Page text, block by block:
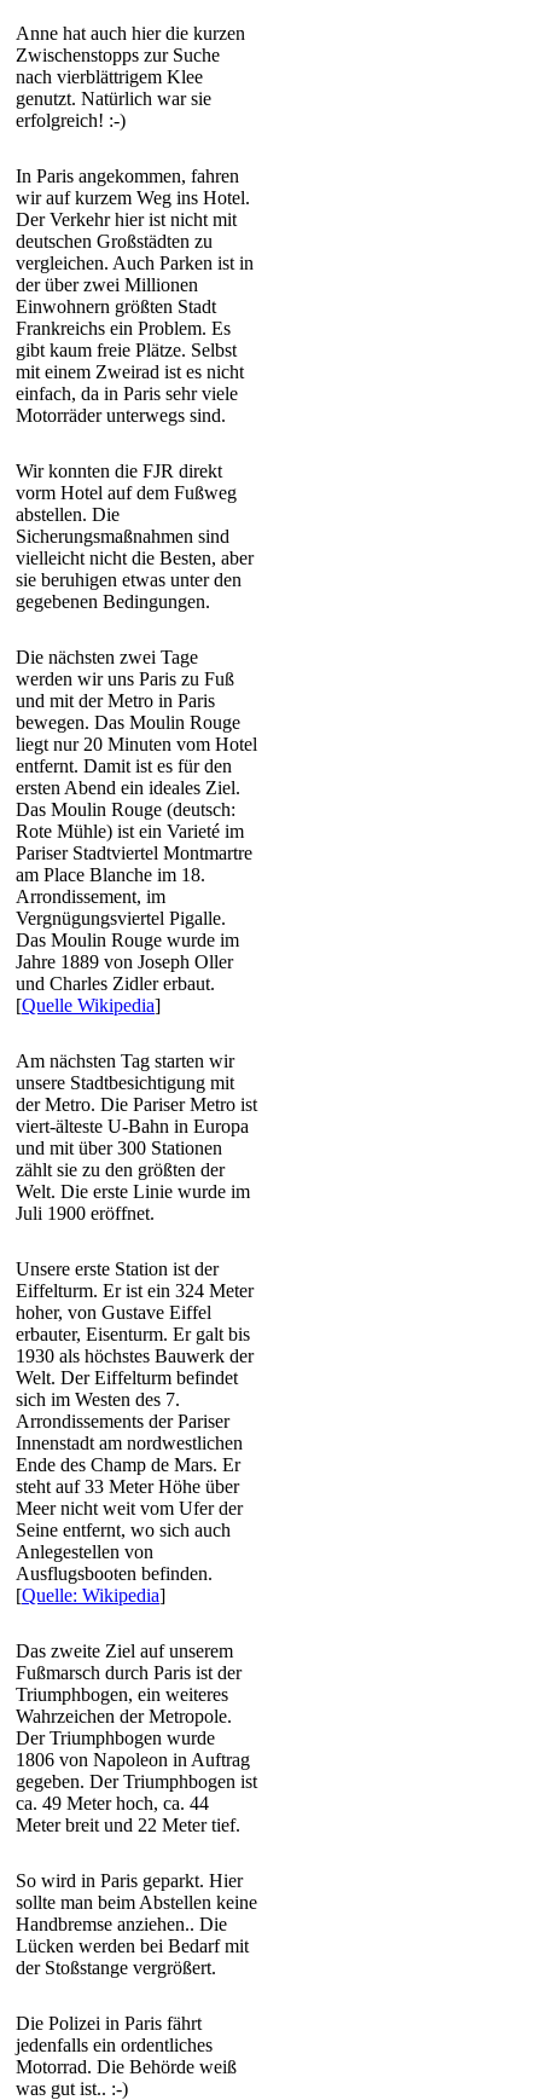
Anne hat auch hier die kurzen
Zwischenstopps zur Suche
nach vierblättrigem Klee
genutzt. Natürlich war sie
erfolgreich! :-)
In Paris angekommen, fahren
wir auf kurzem Weg ins Hotel.
Der Verkehr hier ist nicht mit
deutschen Großstädten zu
vergleichen. Auch Parken ist in
der über zwei Millionen
Einwohnern größten Stadt
Frankreichs ein Problem. Es
gibt kaum freie Plätze. Selbst
mit einem Zweirad ist es nicht
einfach, da in Paris sehr viele
Motorräder unterwegs sind.
Wir konnten die FJR direkt
vorm Hotel auf dem Fußweg
abstellen. Die
Sicherungsmaßnahmen sind
vielleicht nicht die Besten, aber
sie beruhigen etwas unter den
gegebenen Bedingungen.
Die nächsten zwei Tage
werden wir uns Paris zu Fuß
und mit der Metro in Paris
bewegen. Das Moulin Rouge
liegt nur 20 Minuten vom Hotel
entfernt. Damit ist es für den
ersten Abend ein ideales Ziel.
Das Moulin Rouge (deutsch:
Rote Mühle) ist ein Varieté im
Pariser Stadtviertel Montmartre
am Place Blanche im 18.
Arrondissement, im
Vergnügungsviertel Pigalle.
Das Moulin Rouge wurde im
Jahre 1889 von Joseph Oller
und Charles Zidler erbaut.
[Quelle Wikipedia]
Am nächsten Tag starten wir
unsere Stadtbesichtigung mit
der Metro. Die Pariser Metro ist
viert-älteste U-Bahn in Europa
und mit über 300 Stationen
zählt sie zu den größten der
Welt. Die erste Linie wurde im
Juli 1900 eröffnet.
Unsere erste Station ist der
Eiffelturm. Er ist ein 324 Meter
hoher, von Gustave Eiffel
erbauter, Eisenturm. Er galt bis
1930 als höchstes Bauwerk der
Welt. Der Eiffelturm befindet
sich im Westen des 7.
Arrondissements der Pariser
Innenstadt am nordwestlichen
Ende des Champ de Mars. Er
steht auf 33 Meter Höhe über
Meer nicht weit vom Ufer der
Seine entfernt, wo sich auch
Anlegestellen von
Ausflugsbooten befinden.
[Quelle: Wikipedia]
Das zweite Ziel auf unserem
Fußmarsch durch Paris ist der
Triumphbogen, ein weiteres
Wahrzeichen der Metropole.
Der Triumphbogen wurde
1806 von Napoleon in Auftrag
gegeben. Der Triumphbogen ist
ca. 49 Meter hoch, ca. 44
Meter breit und 22 Meter tief.
So wird in Paris geparkt. Hier
sollte man beim Abstellen keine
Handbremse anziehen.. Die
Lücken werden bei Bedarf mit
der Stoßstange vergrößert.
Die Polizei in Paris fährt
jedenfalls ein ordentliches
Motorrad. Die Behörde weiß
was gut ist.. :-)